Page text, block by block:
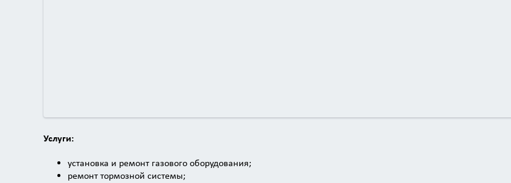
Услуги:
установка и ремонт газового оборудования;
ремонт тормозной системы;